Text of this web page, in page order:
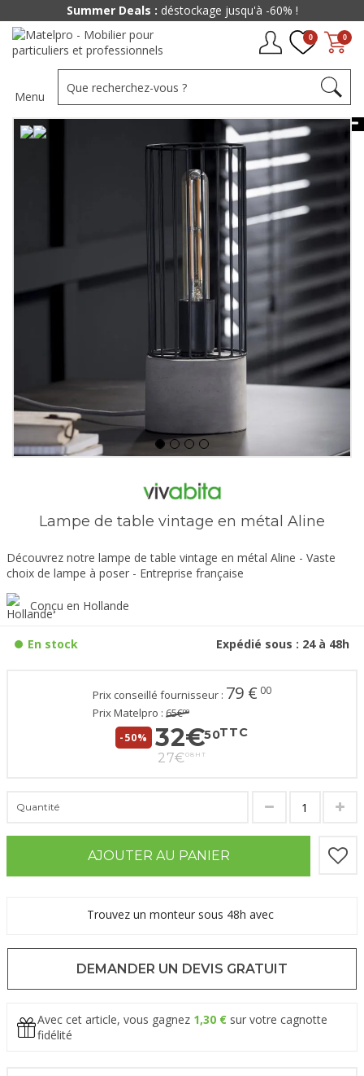
0
0
Menu
Lampe de table vintage en métal Aline
Découvrez notre lampe de table vintage en métal Aline - Vaste
choix de lampe à poser - Entreprise française
Conçu en Hollande
En stock Expédié sous : 24 à 48h
Prix conseillé fournisseur : 79 € 00
Prix Matelpro : 65€00
-50% 32€50TTC
27€08 HT
Quantité
AJOUTER AU PANIER
Trouvez un monteur sous 48h avec
DEMANDER UN DEVIS GRATUIT
Avec cet article, vous gagnez 1,30 € sur votre cagnotte
fidélité
Summer Deals : déstockage jusqu'à -60% !